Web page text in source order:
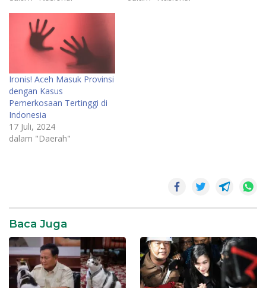
Ironis! Aceh Masuk Provinsi
dengan Kasus
Pemerkosaan Tertinggi di
Indonesia
17 Juli, 2024
dalam "Daerah"
Baca Juga